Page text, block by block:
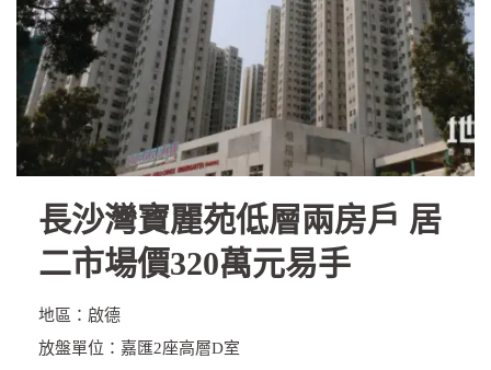
長沙灣寶麗苑低層兩房戶 居
二市場價320萬元易手
地區：啟德
放盤單位：嘉匯2座高層D室